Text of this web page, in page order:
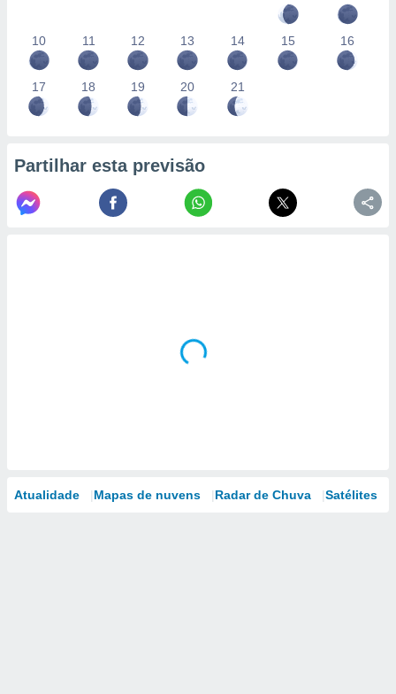
10 11 12 13 14 15 16
17 18 19 20 21
Partilhar esta previsão
Atualidade Mapas de nuvens Radar de Chuva Satélites